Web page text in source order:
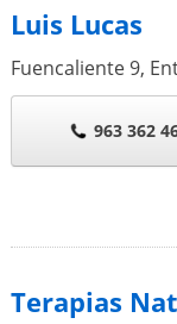
Luis Lucas
Fuencaliente 9,
963 362
Terapias